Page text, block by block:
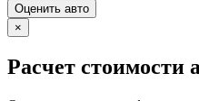
Оценить авто
×
Расчет стоимости